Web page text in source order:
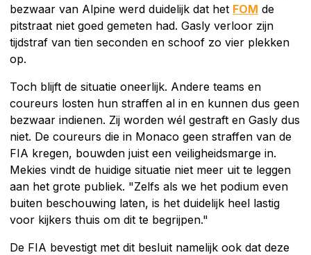
bezwaar van Alpine werd duidelijk dat het FOM de
pitstraat niet goed gemeten had. Gasly verloor zijn
tijdstraf van tien seconden en schoof zo vier plekken
op.
Toch blijft de situatie oneerlijk. Andere teams en
coureurs losten hun straffen al in en kunnen dus geen
bezwaar indienen. Zij worden wél gestraft en Gasly dus
niet. De coureurs die in Monaco geen straffen van de
FIA kregen, bouwden juist een veiligheidsmarge in.
Mekies vindt de huidige situatie niet meer uit te leggen
aan het grote publiek. "Zelfs als we het podium even
buiten beschouwing laten, is het duidelijk heel lastig
voor kijkers thuis om dit te begrijpen."
De FIA bevestigt met dit besluit namelijk ook dat deze